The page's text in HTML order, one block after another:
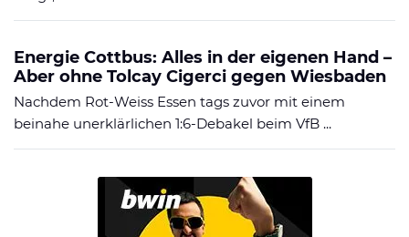
Energie Cottbus: Alles in der eigenen Hand –
Aber ohne Tolcay Cigerci gegen Wiesbaden
Nachdem Rot-Weiss Essen tags zuvor mit einem
beinahe unerklärlichen 1:6-Debakel beim VfB ...